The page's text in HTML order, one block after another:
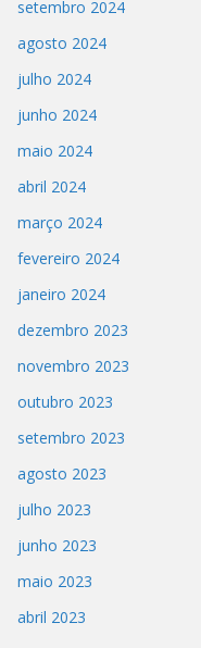
setembro 2024
agosto 2024
julho 2024
junho 2024
maio 2024
abril 2024
março 2024
fevereiro 2024
janeiro 2024
dezembro 2023
novembro 2023
outubro 2023
setembro 2023
agosto 2023
julho 2023
junho 2023
maio 2023
abril 2023